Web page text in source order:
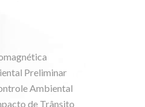
Preliminar
Ambiental
de Trânsito